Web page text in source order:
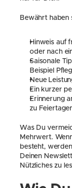
Bewährt haben
Hinweis auf
oder nach
Saisonale
Beispiel
Neue
Ein kurzer
Erinnerung
zu
Was Du
Mehrwert.
besteht,
Deinen
Nützliches zu